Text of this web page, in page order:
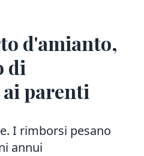
d'amianto,
di
parenti
I rimborsi pesano
annui